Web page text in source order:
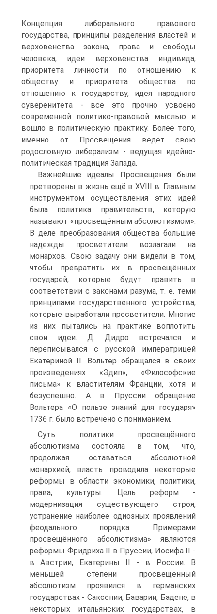
Концепция либерального правового
государства, принципы разделения властей и
верховенства закона, права и свободы
человека, идеи верхо­венства индивида,
приоритета личности по отношению к
обществу и приоритета общества по
отношению к государству, идея народного
суверенитета - всё это прочно усвоено
современной политико-правовой мыслью и
вошло в политиче­скую практику. Более того,
именно от Просвещения ведёт свою
родословную ли­берализм - ведущая идейно-
политическая традиция Запада.
Важнейшие идеалы Просвещения были
претворены в жизнь ещё в XVIII в. Главным
инструментом осуществления этих идей
была политика правительств, которую
называют «просвещённым абсолютизмом».
В деле преобразования об­щества большие
надежды просветители возлагали на
монархов. Свою задачу они видели в том,
чтобы превратить их в просвещённых
государей, которые будут пра­вить в
соответствии с законами разума, т. е. теми
принципами государственно­го устройства,
которые выработали просветители. Многие
из них пытались на практике воплотить
свои идеи. Д. Дидро встречался и
переписывался с русской императрицей
Екатериной II. Вольтер обращался в своих
произведениях «Эдип», «Философские
письма» к властителям Франции, хотя и
безуспешно. А в Прус­сии обращение
Вольтера «О пользе знаний для государя»
1736 г. было встречено с пониманием.
Суть политики просвещённого
абсолютизма состояла в том, что,
продолжая оставаться абсолютной
монархией, власть проводила некоторые
реформы в об­ласти экономики, политики,
права, культуры. Цель реформ -
модернизация су­ществующего строя,
устранение наиболее одиозных проявлений
феодального по­рядка. Примерами
просвещённого абсолютизма» являются
реформы Фридриха II в Пруссии, Иосифа II -
в Австрии, Екатерины II - в России. В
меньшей степени просвещенный
абсолютизм проявился в германских
государствах - Саксонии, Баварии, Бадене, в
некоторых итальянских государствах, в